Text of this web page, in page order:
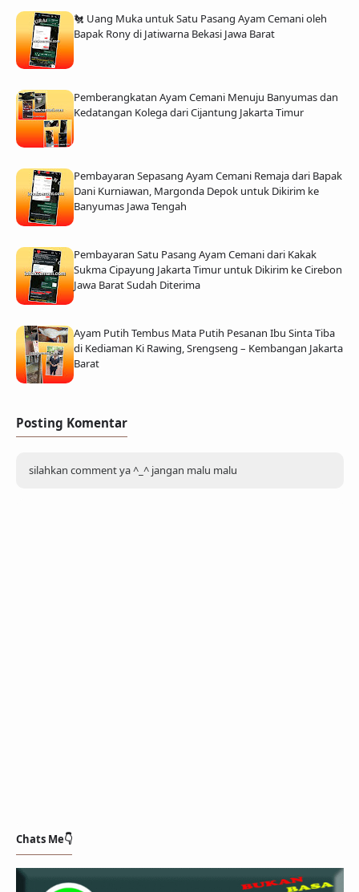
🐔 Uang Muka untuk Satu Pasang Ayam Cemani oleh
Bapak Rony di Jatiwarna Bekasi Jawa Barat
Pemberangkatan Ayam Cemani Menuju Banyumas dan
Kedatangan Kolega dari Cijantung Jakarta Timur
Pembayaran Sepasang Ayam Cemani Remaja dari Bapak
Dani Kurniawan, Margonda Depok untuk Dikirim ke
Banyumas Jawa Tengah
Pembayaran Satu Pasang Ayam Cemani dari Kakak
Sukma Cipayung Jakarta Timur untuk Dikirim ke Cirebon
Jawa Barat Sudah Diterima
Ayam Putih Tembus Mata Putih Pesanan Ibu Sinta Tiba
di Kediaman Ki Rawing, Srengseng – Kembangan Jakarta
Barat
Posting Komentar
silahkan comment ya ^_^ jangan malu malu
Chats Me👇